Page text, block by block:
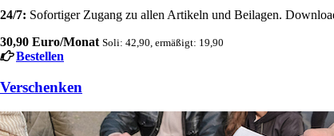
24/7: Sofortiger Zugang zu allen Artikeln und Beilagen.
30,90 Euro/Monat Soli: 42,90, ermäßigt: 19,90
Bestellen
Verschenken